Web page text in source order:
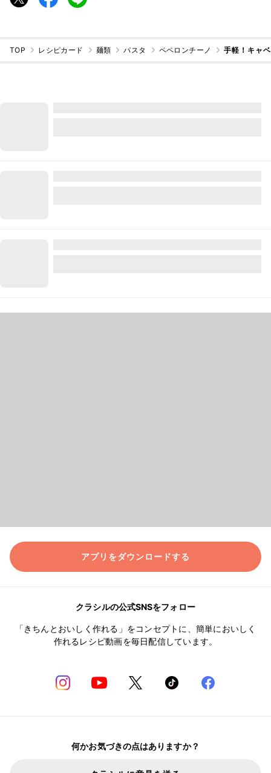
TOP レシピカード 麺類 パスタ ペペロンチーノ 手軽！キャ
アプリをダウンロードする
クラシルの公式SNSをフォロー
「きちんとおいしく作れる」をコンセプトに、簡単においしく
作れるレシピ動画を毎日配信しています。
何かお気づきの点はありますか？